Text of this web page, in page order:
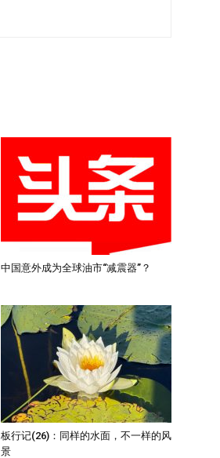
中国意外成为全球油市“减震器”？
板行记(26)：同样的水面，不一样的风
景